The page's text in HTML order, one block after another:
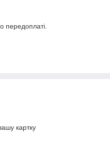
передоплаті.
картку